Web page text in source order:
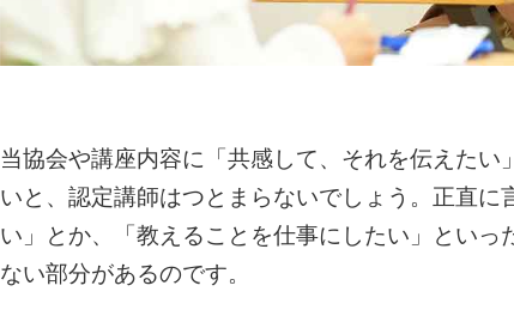
当協会や講座内容に「共感して、それを伝えたい
いと、認定講師はつとまらないでしょう。正直に
い」とか、「教えることを仕事にしたい」といっ
ない部分があるのです。